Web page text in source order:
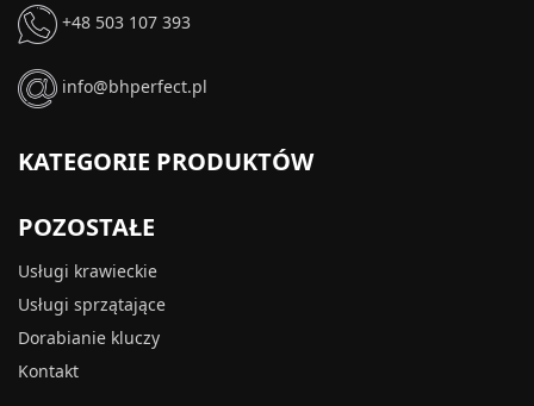
+48 503 107 393
info@bhperfect.pl
KATEGORIE PRODUKTÓW
POZOSTAŁE
Usługi krawieckie
Usługi sprzątające
Dorabianie kluczy
Kontakt